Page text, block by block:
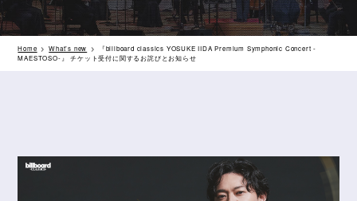
Home What’s new
『billboard classics YOSUKE IIDA Premium Symphonic Concert -
MAESTOSO-』 チケット受付に関するお詫びとお知らせ